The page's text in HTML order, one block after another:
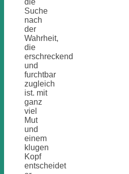
Suche
nach
der
Wahrheit,
die
erschreckend
und
furchtbar
zugleich
ist. mit
ganz
viel
Mut
und
einem
klugen
Kopf
entscheidet